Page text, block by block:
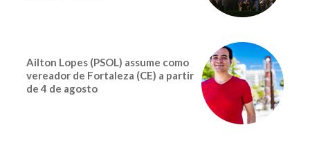
Ailton Lopes (PSOL) assume como
vereador de Fortaleza (CE) a partir
de 4 de agosto